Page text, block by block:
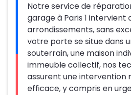
Notre service de
garage à Paris 1 intervient
arrondissements, sans
votre porte se situe dans
souterrain, une maison
immeuble collectif, nos
assurent une intervention
efficace, y compris en